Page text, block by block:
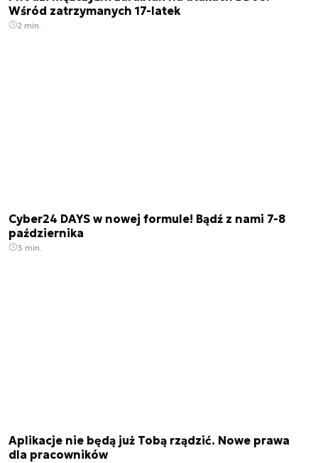
Wśród zatrzymanych 17-latek
2 min.
Cyber24 DAYS w nowej formule! Bądź z nami 7-8
października
3 min.
Aplikacje nie będą już Tobą rządzić. Nowe prawa
dla pracowników